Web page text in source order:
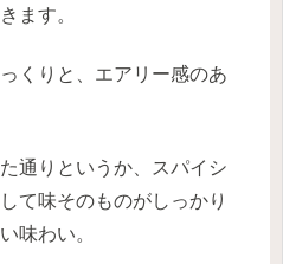
ます。
くりと、エアリー感のあ
通りというか、スパイシ
て味そのものがしっかり
味わい。